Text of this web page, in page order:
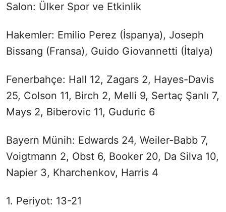
Salon: Ülker Spor ve Etkinlik
Hakemler: Emilio Perez (İspanya), Joseph
Bissang (Fransa), Guido Giovannetti (İtalya)
Fenerbahçe: Hall 12, Zagars 2, Hayes-Davis
25, Colson 11, Birch 2, Melli 9, Sertaç Şanlı 7,
Mays 2, Biberovic 11, Guduric 6
Bayern Münih: Edwards 24, Weiler-Babb 7,
Voigtmann 2, Obst 6, Booker 20, Da Silva 10,
Napier 3, Kharchenkov, Harris 4
1. Periyot: 13-21